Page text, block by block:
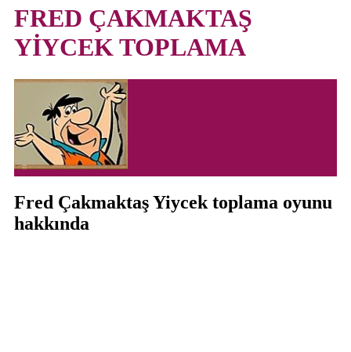
FRED ÇAKMAKTAŞ
YİYCEK TOPLAMA
Fred Çakmaktaş Yiycek toplama oyunu
hakkında